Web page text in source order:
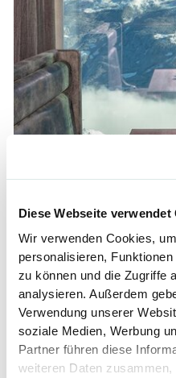
Diese Webseite verwendet
Wir verwenden Cookies,
personalisieren,
zu können und die Zugriffe
analysieren. Außerdem
Verwendung unserer
soziale Medien, Werbung
Partner führen diese
weiteren Daten